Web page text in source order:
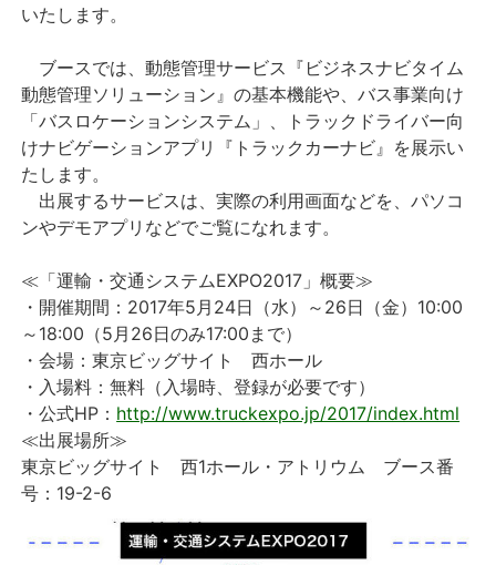
個人向けサービス
法人向けサービス
採用情報
English
いたします。
ブースでは、動態管理サービス『ビジネスナビタイム
動態管理ソリューション』の基本機能や、バス事業向け
「バスロケーションシステム」、トラックドライバー向
けナビゲーションアプリ『トラックカーナビ』を展示い
たします。
出展するサービスは、実際の利用画面などを、パソコ
ンやデモアプリなどでご覧になれます。
≪「運輸・交通システムEXPO2017」概要≫
・開催期間：2017年5月24日（水）～26日（金）10:00
～18:00（5月26日のみ17:00まで）
・会場：東京ビッグサイト 西ホール
・入場料：無料（入場時、登録が必要です）
・公式HP： http://www.truckexpo.jp/2017/index.html
≪出展場所≫
東京ビッグサイト 西1ホール・アトリウム ブース番
号：19-2-6